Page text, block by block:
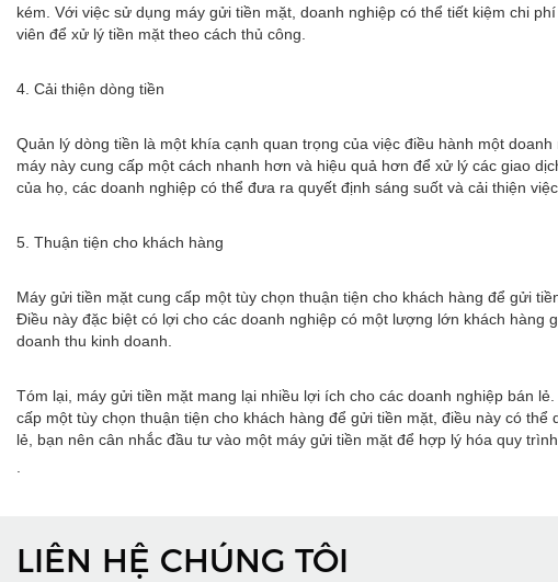
kém. Với việc sử dụng máy gửi tiền mặt, doanh nghiệp có thể tiết kiệm chi
viên để xử lý tiền mặt theo cách thủ công.
4. Cải thiện dòng tiền
Quản lý dòng tiền là một khía cạnh quan trọng của việc điều hành một
máy này cung cấp một cách nhanh hơn và hiệu quả hơn để xử lý các giao
của họ, các doanh nghiệp có thể đưa ra quyết định sáng suốt và cải thiện
5. Thuận tiện cho khách hàng
Máy gửi tiền mặt cung cấp một tùy chọn thuận tiện cho khách hàng để gửi
Điều này đặc biệt có lợi cho các doanh nghiệp có một lượng lớn khách
doanh thu kinh doanh.
Tóm lại, máy gửi tiền mặt mang lại nhiều lợi ích cho các doanh nghiệp bán
cấp một tùy chọn thuận tiện cho khách hàng để gửi tiền mặt, điều này có
lẻ, bạn nên cân nhắc đầu tư vào một máy gửi tiền mặt để hợp lý hóa quy
LIÊN HỆ CHÚNG TÔI